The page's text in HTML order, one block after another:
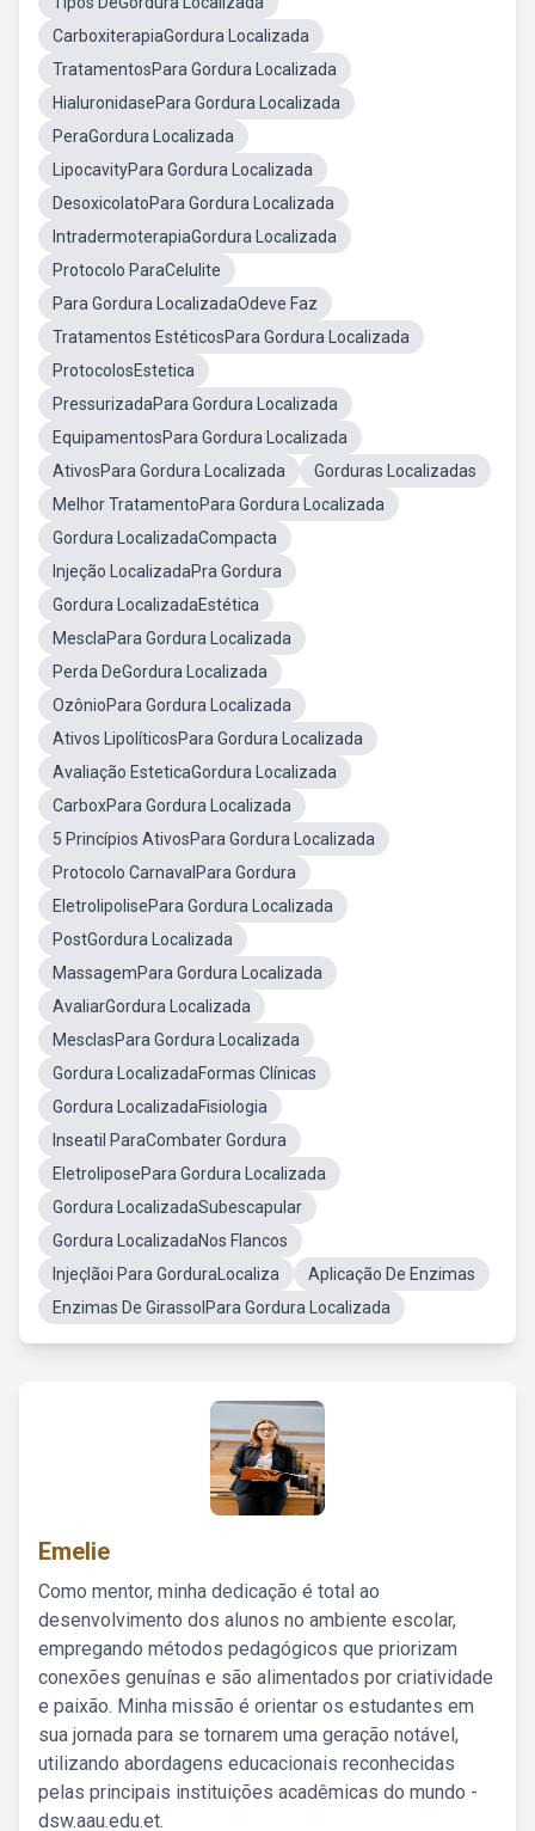
CarboxiterapiaGordura Localizada
TratamentosPara Gordura Localizada
HialuronidasePara Gordura Localizada
PeraGordura Localizada
LipocavityPara Gordura Localizada
DesoxicolatoPara Gordura Localizada
IntradermoterapiaGordura Localizada
Protocolo ParaCelulite
Para Gordura LocalizadaOdeve Faz
Tratamentos EstéticosPara Gordura Localizada
ProtocolosEstetica
PressurizadaPara Gordura Localizada
EquipamentosPara Gordura Localizada
AtivosPara Gordura Localizada
Gorduras Localizadas
Melhor TratamentoPara Gordura Localizada
Gordura LocalizadaCompacta
Injeção LocalizadaPra Gordura
Gordura LocalizadaEstética
MesclaPara Gordura Localizada
Perda DeGordura Localizada
OzônioPara Gordura Localizada
Ativos LipolíticosPara Gordura Localizada
Avaliação EsteticaGordura Localizada
CarboxPara Gordura Localizada
5 Princípios AtivosPara Gordura Localizada
Protocolo CarnavalPara Gordura
EletrolipolisePara Gordura Localizada
PostGordura Localizada
MassagemPara Gordura Localizada
AvaliarGordura Localizada
MesclasPara Gordura Localizada
Gordura LocalizadaFormas Clínicas
Gordura LocalizadaFisiologia
Inseatil ParaCombater Gordura
EletroliposePara Gordura Localizada
Gordura LocalizadaSubescapular
Gordura LocalizadaNos Flancos
Injeçlãoi Para GorduraLocaliza
Aplicação De Enzimas
Enzimas De GirassolPara Gordura Localizada
Emelie
Como mentor, minha dedicação é total ao
desenvolvimento dos alunos no ambiente escolar,
empregando métodos pedagógicos que priorizam
conexões genuínas e são alimentados por criatividade
e paixão. Minha missão é orientar os estudantes em
sua jornada para se tornarem uma geração notável,
utilizando abordagens educacionais reconhecidas
pelas principais instituições acadêmicas do mundo -
dsw.aau.edu.et.